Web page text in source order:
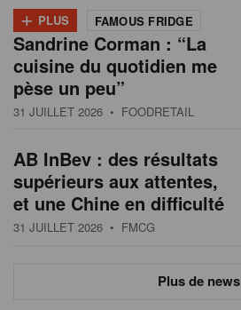
+ PLUS FAMOUS FRIDGE
Sandrine Corman : “La
cuisine du quotidien me
pèse un peu”
31 JUILLET 2026 • FOODRETAIL
AB InBev : des résultats
supérieurs aux attentes,
et une Chine en difficulté
31 JUILLET 2026 • FMCG
Plus de news